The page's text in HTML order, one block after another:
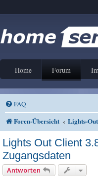
Home Forum
FAQ
Foren-Übersicht Lights-Out
Lights Out Client
Zugangsdaten
Antworten